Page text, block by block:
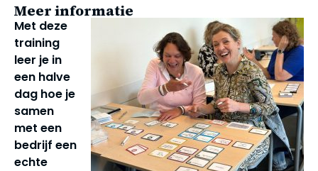
Meer informatie
Met deze
training
leer je in
een halve
dag hoe je
samen
met een
bedrijf een
echte